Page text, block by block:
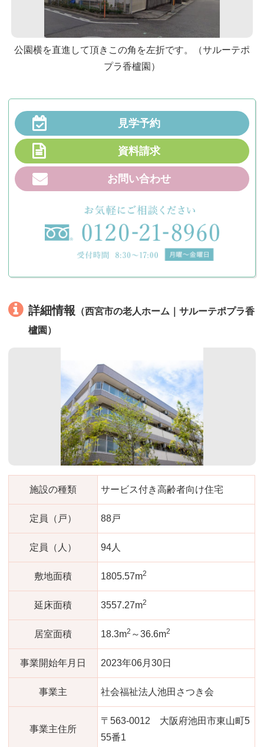
公園横を直進して頂きこの角を左折です。（サルーテポ
プラ香櫨園）
見学予約
資料請求
お問い合わせ
詳細情報 （西宮市の老人ホーム｜サルーテポプラ香
櫨園）
施設の種類 サービス付き高齢者向け住宅
定員（戸） 88戸
定員（人） 94人
敷地面積 1805.57m2
延床面積 3557.27m2
居室面積 18.3m2 ～36.6m2
事業開始年月日 2023年06月30日
事業主 社会福祉法人池田さつき会
事業主住所
〒563-0012 大阪府池田市東山町5
55番1